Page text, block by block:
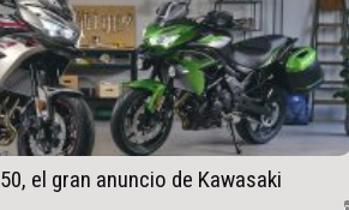
el gran anuncio de Kawasaki